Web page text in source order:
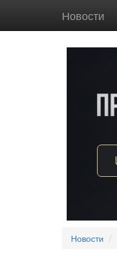
Новости
Новости